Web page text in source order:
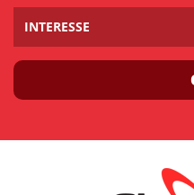
INTERESSE